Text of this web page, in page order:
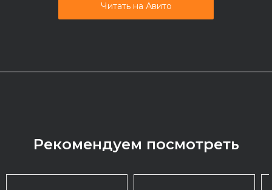
Читать на Авито
Рекомендуем посмотреть